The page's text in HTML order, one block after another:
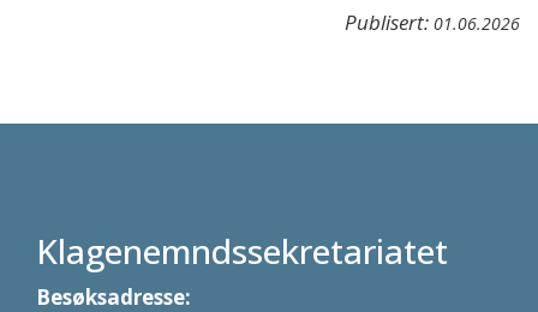
Publisert: 01.06.2026
Klagenemndssekretariatet
Besøksadresse: